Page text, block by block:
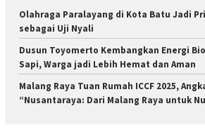
Olahraga Paralayang di Kota Batu Jadi
sebagai Uji Nyali
Dusun Toyomerto Kembangkan Energi
Sapi, Warga jadi Lebih Hemat dan Aman
Malang Raya Tuan Rumah ICCF 2025,
“Nusantaraya: Dari Malang Raya untuk